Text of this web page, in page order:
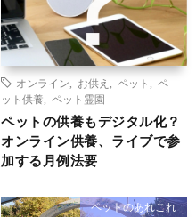
オンライン お供え ペット
ペ
ット供養
ペット霊園
ペットの供養もデジタル化？
オンライン供養、ライブで参
加する月例法要
ペットのあれこれ